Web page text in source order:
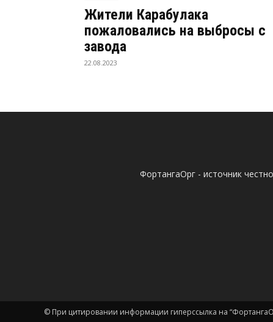
Жители Карабулака
пожаловались на выбросы с
завода
22.08.2023
ФортангаОрг - источник
© При цитировании информации гиперссылка на